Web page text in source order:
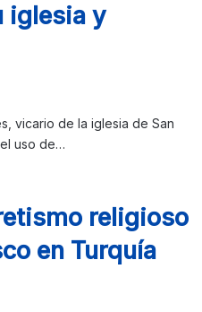
iglesia y
vicario de la iglesia de San
uso de…
religioso
en Turquía